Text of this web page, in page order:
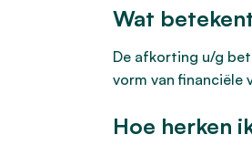
Wat
De afkorting u/g
vorm van financiële
Hoe herken